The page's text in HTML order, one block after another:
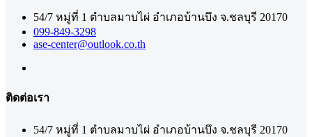
54/7 หมู่ที่ 1 ตำบลมาบไผ่ อำเภอบ้านบึง จ.ชลบุรี 20170
099-849-3298
ase-center@outlook.co.th
ติดต่อเรา
54/7 หมู่ที่ 1 ตำบลมาบไผ่ อำเภอบ้านบึง จ.ชลบุรี 20170